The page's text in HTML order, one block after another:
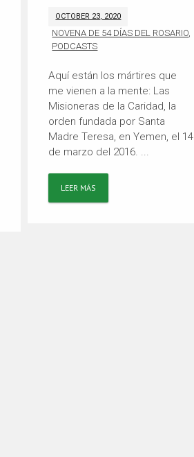
OCTOBER 23, 2020
NOVENA DE 54 DÍAS DEL ROSARIO,
PODCASTS
Aquí están los mártires que
me vienen a la mente: Las
Misioneras de la Caridad, la
orden fundada por Santa
Madre Teresa, en Yemen, el 14
de marzo del 2016. ...
LEER MÁS